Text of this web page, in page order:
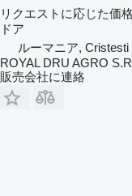
リクエストに応じた価格
ドア
ルーマニア, Cristesti
ROYAL DRU AGRO
販売会社に連絡